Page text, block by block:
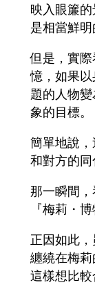
映入眼簾
是相當鮮明
但是，實
憶，如果
題的人物
象的目標。
簡單地說
和對方的同
那一瞬間
『梅莉・
正因如此
纏繞在梅
這樣想比較